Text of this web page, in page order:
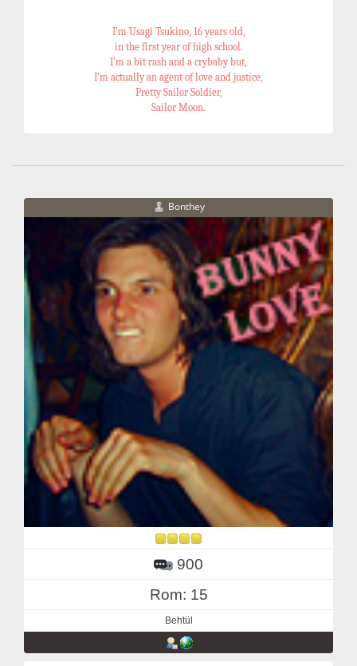
I'm Usagi Tsukino, 16 years old,
in the first year of high school.
I'm a bit rash and a crybaby but,
I'm actually an agent of love and justice,
Pretty Sailor Soldier,
Sailor Moon.
Bonthey
900
Rom: 15
Behtül